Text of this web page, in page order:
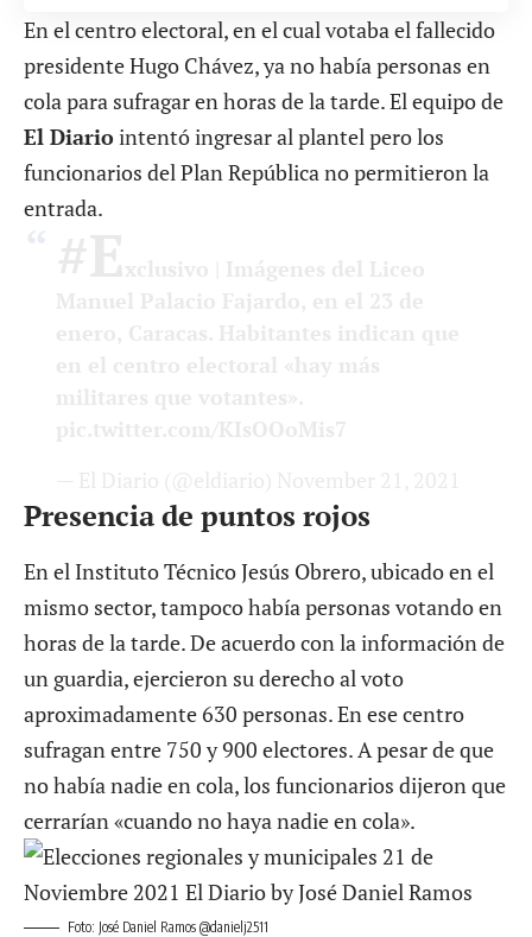
En el centro electoral, en el cual votaba el fallecido
presidente Hugo Chávez, ya no había personas en
cola para sufragar en horas de la tarde. El equipo de
El Diariointentó ingresar al plantel pero los
funcionarios del Plan República no permitieron la
entrada.
Presencia de puntos rojos
En el Instituto Técnico Jesús Obrero, ubicado en el
mismo sector, tampoco había personas votando en
horas de la tarde. De acuerdo con la información de
un guardia, ejercieron su derecho al voto
aproximadamente 630 personas. En ese centro
sufragan entre 750 y 900 electores. A pesar de que
no había nadie en cola, los funcionarios dijeron que
cerrarían «cuando no haya nadie en cola».
Foto: José Daniel Ramos @danielj2511